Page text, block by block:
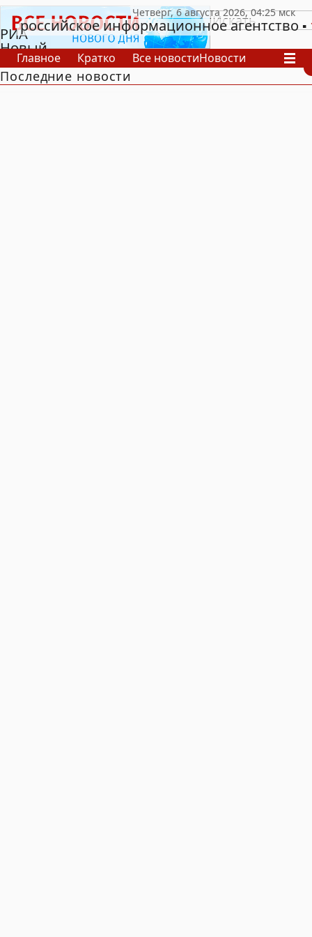
РИА
Новый
День
российское информационное агентство
Главное Кратко Все новостиНовости
В России
В мире
Последние новости